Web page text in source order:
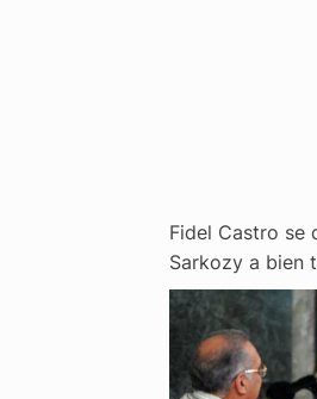
Fidel Castro se
Sarkozy a bien